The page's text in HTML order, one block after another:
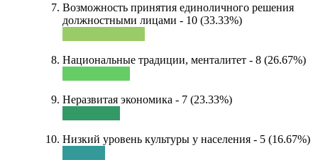
Возможность принятия единоличного решения
должностными лицами - 10 (33.33%)
Национальные традиции, менталитет - 8 (26.67%)
Неразвитая экономика - 7 (23.33%)
Низкий уровень культуры у населения - 5 (16.67%)